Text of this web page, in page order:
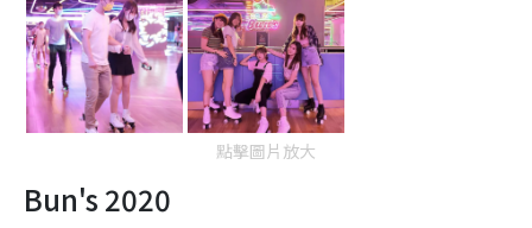
點擊圖片放大
Bun's 2020